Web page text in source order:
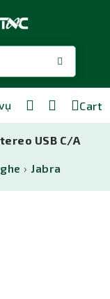
Cart
USB C/A
› Jabra